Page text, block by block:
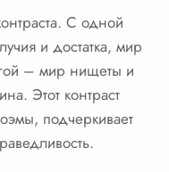
С одной
и достатка, мир
– мир нищеты и
Этот контраст
подчеркивает